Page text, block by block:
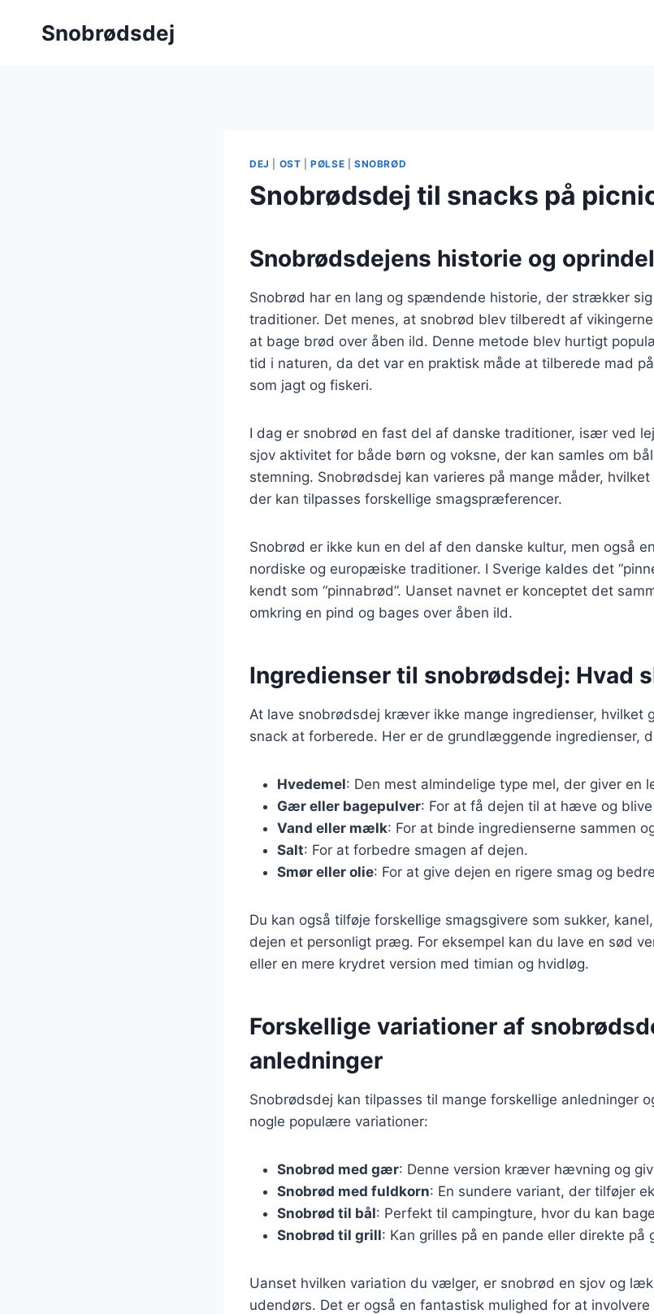
Snobrødsdej
DEJ OST |PØLSE SNOBRØD
Snobrødsdej til snacks på
Snobrødsdejens historie og
Snobrød har en lang og spændende historie, der strækker
traditioner. Det menes, at snobrød blev tilberedt af
at bage brød over åben ild. Denne metode blev hurtigt
tid i naturen, da det var en praktisk måde at tilberede mad
som jagt og fiskeri.
I dag er snobrød en fast del af danske traditioner, især ved
sjov aktivitet for både børn og voksne, der kan samles om
stemning. Snobrødsdej kan varieres på mange måder,
der kan tilpasses forskellige smagspræferencer.
Snobrød er ikke kun en del af den danske kultur, men også
nordiske og europæiske traditioner. I Sverige kaldes det
kendt som “pinnabrød”. Uanset navnet er konceptet det
omkring en pind og bages over åben ild.
Ingredienser til snobrødsdej: Hvad
At lave snobrødsdej kræver ikke mange ingredienser, hvilket
snack at forberede. Her er de grundlæggende ingredienser,
Hvedemel: Den mest almindelige type mel, der giver en
Gær eller bagepulver: For at få dejen til at hæve og
Vand eller mælk: For at binde ingredienserne sammen
Salt: For at forbedre smagen af dejen.
Smør eller olie: For at give dejen en rigere smag og
Du kan også tilføje forskellige smagsgivere som sukker,
dejen et personligt præg. For eksempel kan du lave en sød
eller en mere krydret version med timian og hvidløg.
Forskellige variationer af
anledninger
Snobrødsdej kan tilpasses til mange forskellige anledninger
nogle populære variationer:
Snobrød med gær: Denne version kræver hævning og
Snobrød med fuldkorn: En sundere variant, der tilføjer
Snobrød til bål: Perfekt til campingture, hvor du kan
Snobrød til grill: Kan grilles på en pande eller direkte på
Uanset hvilken variation du vælger, er snobrød en sjov og
udendørs. Det er også en fantastisk mulighed for at